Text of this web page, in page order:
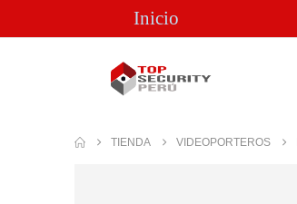
Inicio
TIENDA VIDEOPORTEROS